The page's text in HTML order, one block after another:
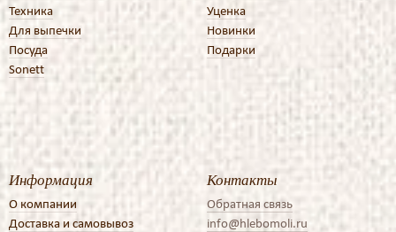
Техника
Для выпечки
Посуда
Sonett
Уценка
Новинки
Подарки
Информация
О компании
Доставка и самовывоз
Контакты
Обратная связь
info@hlebomoli.ru